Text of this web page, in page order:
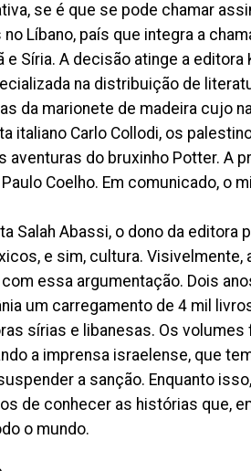
se é que se pode chamar
Líbano, país que integra a
e Síria. A decisão atinge a
na distribuição de
da marionete de madeira cujo
italiano Carlo Collodi, os
aventuras do bruxinho Potter. A
Coelho. Em comunicado, o
Salah Abassi, o dono da editora
e sim, cultura.
essa argumentação. Dois
um carregamento de 4 mil
sírias e libanesas. Os volumes
a imprensa israelense, que
suspender a sanção. Enquanto
de conhecer as histórias que,
o mundo.